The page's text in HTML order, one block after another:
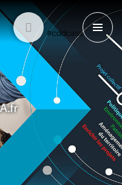
#cddcasa